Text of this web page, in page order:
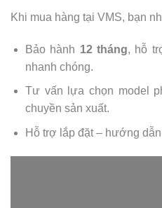
Khi mua hàng tại VMS, bạn
Bảo hành 12 tháng, hỗ
nhanh chóng.
Tư vấn lựa chọn model
chuyền sản xuất.
Hỗ trợ lắp đặt – hướng